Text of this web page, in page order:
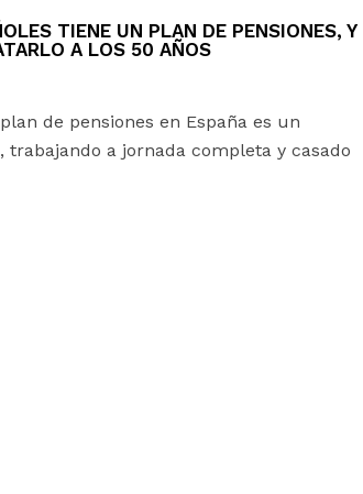
TIENE UN PLAN DE PENSIONES, Y
A LOS 50 AÑOS
de pensiones en España es un
trabajando a jornada completa y casado